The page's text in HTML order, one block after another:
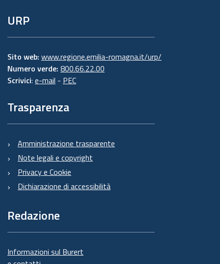
URP
Sito web: www.regione.emilia-romagna.it/urp/
Numero verde: 800.66.22.00
Scrivici: e-mail - PEC
Trasparenza
Amministrazione trasparente
Note legali e copyright
Privacy e Cookie
Dichiarazione di accessibilità
Redazione
Informazioni sul Burert